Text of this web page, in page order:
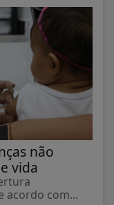
não
vida
acordo com...